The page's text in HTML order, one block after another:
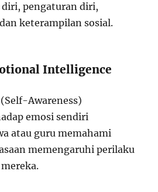
pengaturan diri,
keterampilan sosial.
Intelligence
Awareness)
emosi sendiri
atau guru memahami
memengaruhi perilaku